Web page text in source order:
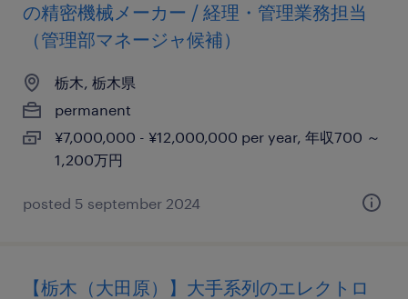
の精密機械メーカー / 経理・管理業務担当
（管理部マネージャ候補）
栃木, 栃木県
permanent
¥7,000,000 - ¥12,000,000 per year, 年収700 ～
1,200万円
posted 5 september 2024
【栃木（大田原）】大手系列のエレクトロ